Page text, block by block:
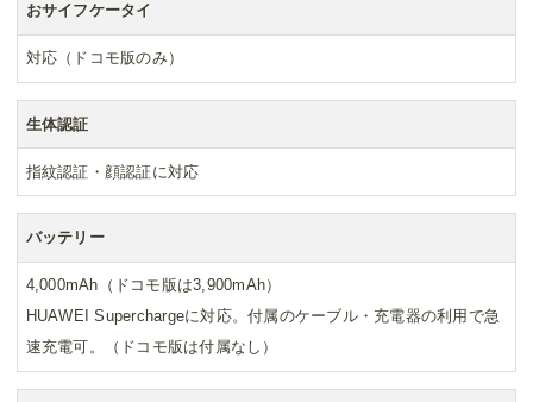
おサイフケータイ
対応（ドコモ版のみ）
生体認証
指紋認証・顔認証に対応
バッテリー
4,000mAh（ドコモ版は3,900mAh）
HUAWEI Superchargeに対応。付属のケーブル・充電器の利用で急
速充電可。（ドコモ版は付属なし）